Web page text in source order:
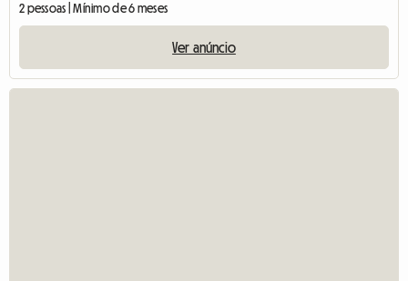
2 pessoas | Mínimo de 6 meses
Ver anúncio